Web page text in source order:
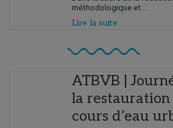
méthodologique et...
Lire la suite
ATBVB |
la restauration
cours d’eau